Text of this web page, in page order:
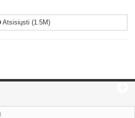
Atsisiųsti (1.5M)